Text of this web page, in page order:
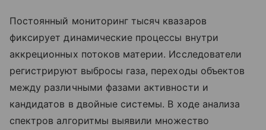
Постоянный мониторинг тысяч квазаров
фиксирует динамические процессы внутри
аккреционных потоков материи. Исследователи
регистрируют выбросы газа, переходы объектов
между различными фазами активности и
кандидатов в двойные системы. В ходе анализа
спектров алгоритмы выявили множество